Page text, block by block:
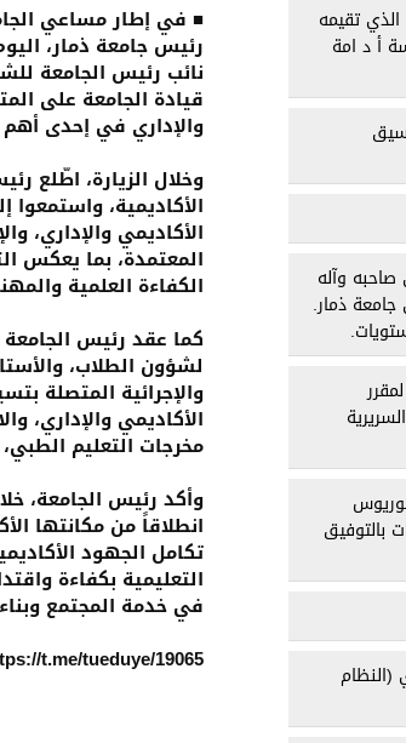
■ في إطار مساعي
رئيس جامعة ذمار،
نائب رئيس الجامعة
قيادة الجامعة على
والإداري في إحدى أهم
وخلال الزيارة، اطّلع
الأكاديمية،
الأكاديمي والإداري،
المعتمدة، بما يعكس
الكفاءة العلمية
كما عقد رئيس الجامعة
لشؤون الطلاب،
والإجرائية المتصلة
الأكاديمي والإداري،
مخرجات التعليم
وأكد رئيس الجامعة،
انطلاقاً من مكانتها
تكامل الجهود
التعليمية بكفاءة
في خدمة المجتمع
t.me/tueduye/19065
الذي تقيمه
أ د امة
صاحبه وآله
ذمار.
إختبارات البكالوريوس للدفعة ال20 لمقرر
مع التمنيات بالتوفيق
(النظام